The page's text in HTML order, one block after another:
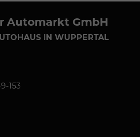
Automarkt GmbH
IN WUPPERTAL
153